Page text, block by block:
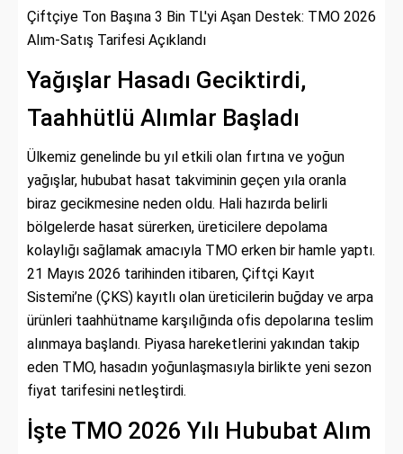
Çiftçiye Ton Başına 3 Bin TL'yi Aşan Destek: TMO 2026
Alım-Satış Tarifesi Açıklandı
Yağışlar Hasadı Geciktirdi,
Taahhütlü Alımlar Başladı
Ülkemiz genelinde bu yıl etkili olan fırtına ve yoğun
yağışlar, hububat hasat takviminin geçen yıla oranla
biraz gecikmesine neden oldu. Hali hazırda belirli
bölgelerde hasat sürerken, üreticilere depolama
kolaylığı sağlamak amacıyla TMO erken bir hamle yaptı.
21 Mayıs 2026 tarihinden itibaren, Çiftçi Kayıt
Sistemi’ne (ÇKS) kayıtlı olan üreticilerin buğday ve arpa
ürünleri taahhütname karşılığında ofis depolarına teslim
alınmaya başlandı. Piyasa hareketlerini yakından takip
eden TMO, hasadın yoğunlaşmasıyla birlikte yeni sezon
fiyat tarifesini netleştirdi.
İşte TMO 2026 Yılı Hububat Alım